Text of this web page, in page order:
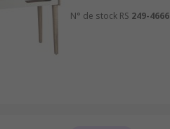
suitable for the
N° de stock RS 249-4666